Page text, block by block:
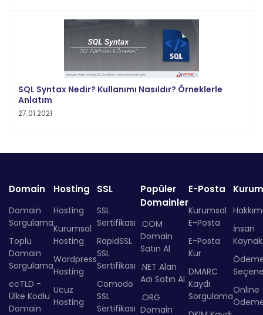
SQL Syntax Nedir? Kullanımı Nasıldır? Örneklerle
Anlatım
27.01.2021
Domain
Domain
Sorgulama
Toplu
Domain
Sorgulama
ccTLD -
Ülke Kodlu
Domain
Hosting
Hosting
Kurumsal
Hosting
Wordpress
Hosting
Ucuz
Hosting
SSL
SSL
Sertifikası
RapidSSL
SSL
Sertifikası
Comodo
SSL
Sertifikası
Popüler
Domainler
.COM
Domain
Satın Al
.NET Alan
Adı Satın Al
.ORG
Domain
E-Posta
Kurumsal
E-Posta
E-Posta
Kur
DMARC
Kaydı
Sorgulama
İnsan
Online